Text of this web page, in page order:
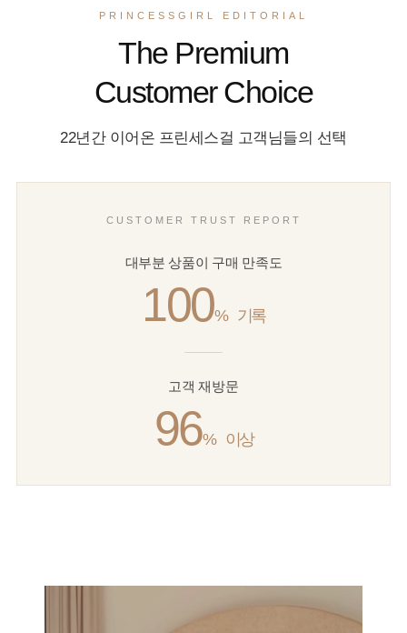
PRINCESSGIRL EDITORIAL
The Premium
Customer Choice
22년간 이어온 프린세스걸 고객님들의 선택
CUSTOMER TRUST REPORT
대부분 상품이 구매 만족도
100% 기록
고객 재방문
96% 이상